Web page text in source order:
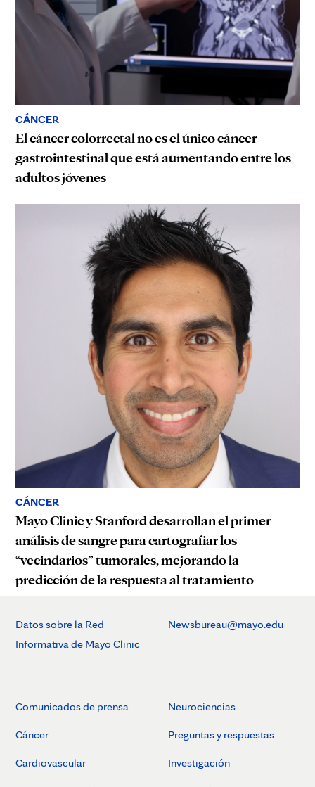
CÁNCER
El cáncer colorrectal no es el único cáncer
gastrointestinal que está aumentando entre los
adultos jóvenes
CÁNCER
Mayo Clinic y Stanford desarrollan el primer
análisis de sangre para cartografiar los
“vecindarios” tumorales, mejorando la
predicción de la respuesta al tratamiento
Datos sobre la Red
Informativa de Mayo Clinic
Newsbureau@mayo.edu
Comunicados de prensa
Cáncer
Cardiovascular
Neurociencias
Preguntas y respuestas
Investigación